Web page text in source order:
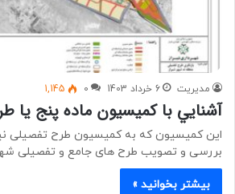
مدیریت 6 خرداد 1403 0
1,145
آشنايي با كميسيون ماده پنج یا
این کمیسیون که به کمیسیون طرح تفصیلی
بررسی و تصویب طرح های جامع و تفصیلی
بیشتر بخوانید »